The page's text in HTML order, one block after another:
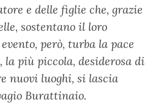
e delle figlie che, grazie
sostentano il loro
però, turba la pace
la più piccola, desiderosa di
nuovi luoghi, si lascia
Burattinaio.